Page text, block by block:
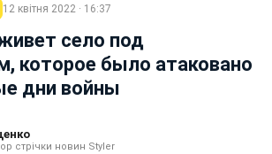
12 квітня 2022 · 16:37
село под
которое было атаковано
дни войны
стрічки новин Styler